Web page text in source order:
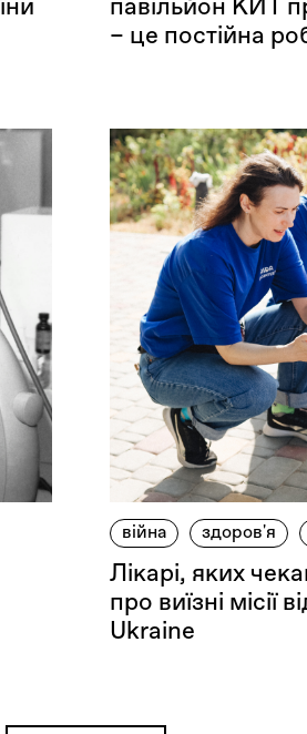
павільйон КИТ
– це постійна
війна здоров'я
Лікарі, яких
про виїзні місії
Ukraine